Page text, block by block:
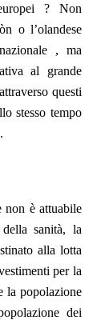
? Non
o l’olandese
, ma
al grande
questi
stesso tempo
non è attuabile
sanità, la
alla lotta
per la
la popolazione
dei